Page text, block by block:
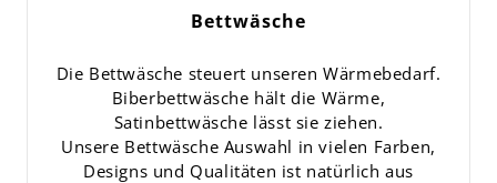
Bettwäsche
Die Bettwäsche steuert unseren Wärmebedarf.
Biberbettwäsche hält die Wärme,
Satinbettwäsche lässt sie ziehen.
Unsere Bettwäsche Auswahl in vielen Farben,
Designs und Qualitäten ist natürlich aus